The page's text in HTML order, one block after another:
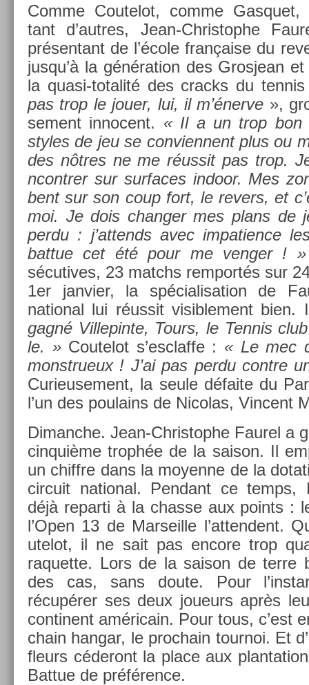
Comme Co­utelot, comme
tant d’aut­res, Jean-Christophe
présen­tant de l’école française du
jusqu’à la généra­tion des Gros­jean
la quasi-totalité des cracks du
pas trop le jouer, lui, il m’énerve »,
se­ment in­no­cent. « Il a un trop bon
styles de jeu se con­vien­nent plus ou
des nôtres ne me réussit pas trop.
ncontr­er sur sur­faces in­door. Mes
bent sur son coup fort, le re­v­ers, et
moi. Je dois chang­er mes plans de
perdu : j’at­tends avec im­pati­ence
bat­tue cet été pour me veng­er ! »
sécutives, 23 matchs re­mportés sur
1er jan­vi­er, la spécialisa­tion de
nation­al lui réussit visib­le­ment
gagné Vil­lepin­te, Tours, le Ten­nis
le. »Co­utelot s’esclaf­fe : « Le mec
monstrueux ! J’ai pas perdu con­tre
Curieuse­ment, la seule défaite du
l’un des poulains de Nicolas, Vin­cent
Di­manche. Jean-Christophe Faurel a
cin­quiè­me trophée de la saison. Il
un chiffre dans la moyen­ne de la
cir­cuit nation­al. Pen­dant ce temps,
déjà re­par­ti à la chas­se aux points :
l’Open 13 de Mar­seil­le l’at­tendent.
utelot, il ne sait pas en­core trop
raquet­te. Lors de la saison de terre
des cas, sans doute. Pour
récupérer ses deux joueurs après
con­tinent américain. Pour tous, c’est
chain han­gar, le pro­chain tour­noi. Et
fleurs céderont la place aux
Bat­tue de préférence.